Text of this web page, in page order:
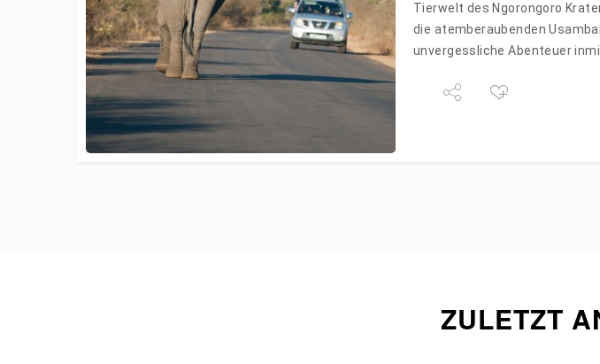
Tierwelt des Ngorongoro
die atemberaubenden
unvergessliche Abenteuer
ZULETZT